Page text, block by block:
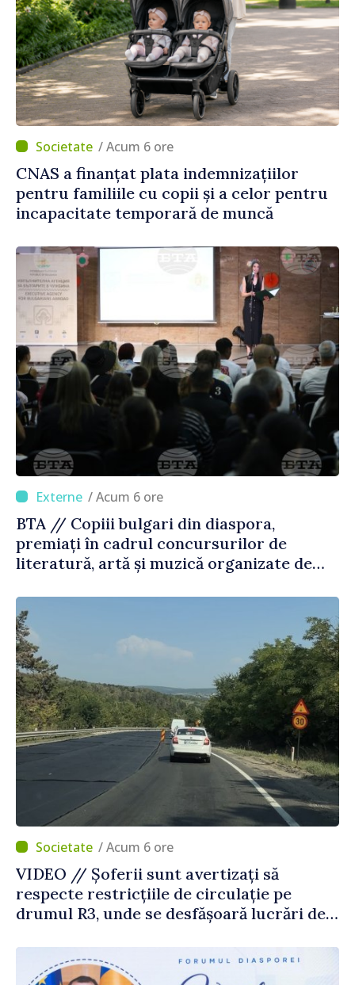
/ Acum 6 ore
CNAS a finanțat plata indemnizațiilor
pentru familiile cu copii și a celor pentru
incapacitate temporară de muncă
/ Acum 6 ore
BTA // Copiii bulgari din diaspora,
premiați în cadrul concursurilor de
literatură, artă și muzică organizate de
Străinătate
/ Acum 6 ore
VIDEO // Șoferii sunt avertizați să
respecte restricțiile de circulație pe
drumul R3, unde se desfășoară lucrări de